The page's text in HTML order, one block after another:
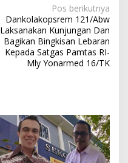
Pos berikutnya
Dankolakopsrem 121/Abw
Laksanakan Kunjungan Dan
Bagikan Bingkisan Lebaran
Kepada Satgas Pamtas RI-
Mly Yonarmed 16/TK